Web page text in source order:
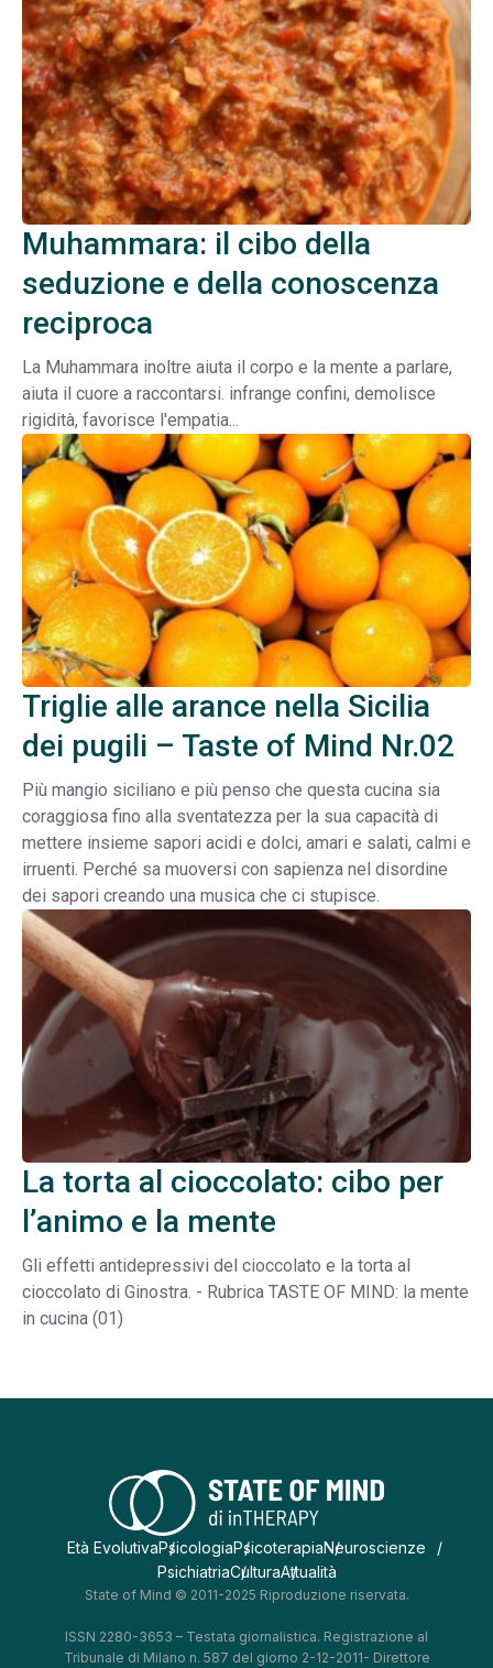
Muhammara: il cibo della
seduzione e della conoscenza
reciproca
La Muhammara inoltre aiuta il corpo e la mente a parlare,
aiuta il cuore a raccontarsi. infrange confini, demolisce
rigidità, favorisce l'empatia...
Triglie alle arance nella Sicilia
dei pugili – Taste of Mind Nr.02
Più mangio siciliano e più penso che questa cucina sia
coraggiosa fino alla sventatezza per la sua capacità di
mettere insieme sapori acidi e dolci, amari e salati, calmi e
irruenti. Perché sa muoversi con sapienza nel disordine
dei sapori creando una musica che ci stupisce.
La torta al cioccolato: cibo per
l’animo e la mente
Gli effetti antidepressivi del cioccolato e la torta al
cioccolato di Ginostra. - Rubrica TASTE OF MIND: la mente
in cucina (01)
Età EvolutivaPsicologiaPsicoterapiaNeuroscienze
PsichiatriaCulturaAttualità
State of Mind © 2011-2025 Riproduzione riservata.
ISSN 2280-3653 – Testata giornalistica. Registrazione al
Tribunale di Milano n. 587 del giorno 2-12-2011- Direttore